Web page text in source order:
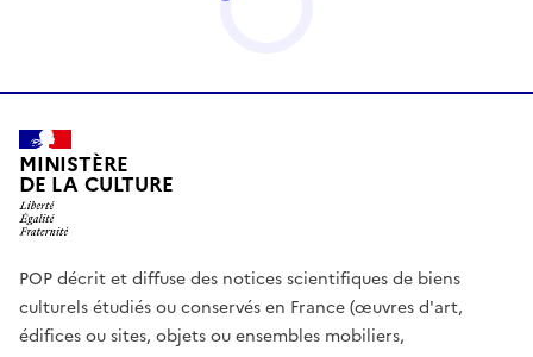
MINISTÈRE
DE LA CULTURE
POP décrit et diffuse des notices scientifiques de biens
culturels étudiés ou conservés en France (œuvres d'art,
édifices ou sites, objets ou ensembles mobiliers,